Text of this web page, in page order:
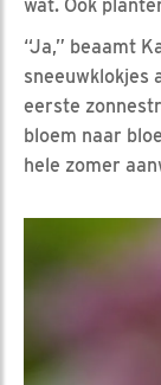
wat. Ook
“Ja,” beaamt
sneeuwklokjes
eerste
bloem naar
hele zomer